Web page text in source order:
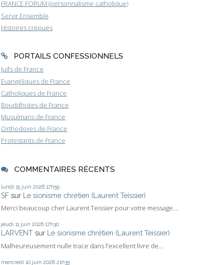
FRANCE FORUM (personnalisme catholique)
Servir Ensemble
Histoires crépues
PORTAILS CONFESSIONNELS
Juifs de France
Evangéliques de France
Catholiques de France
Bouddhistes de France
Musulmans de France
Orthodoxes de France
Protestants de France
COMMENTAIRES RÉCENTS
lundi 15 juin 2026 17h55
SF sur Le sionisme chrétien (Laurent Teissier)
Merci beaucoup cher Laurent Teissier pour votre message....
jeudi 11 juin 2026 17h30
LARVENT sur Le sionisme chrétien (Laurent Teissier)
Malheureusement nulle trace dans l'excellent livre de...
mercredi 10 juin 2026 21h35